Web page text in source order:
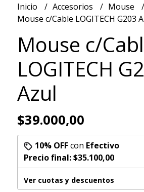
Inicio Accesorios Mouse
Mouse c/Cable LOGITECH G203
Mouse c/
LOGITECH
Azul
$39.000,00
10% OFFcon Efectivo
Precio final:$35.100,00
Ver cuotas y descuentos